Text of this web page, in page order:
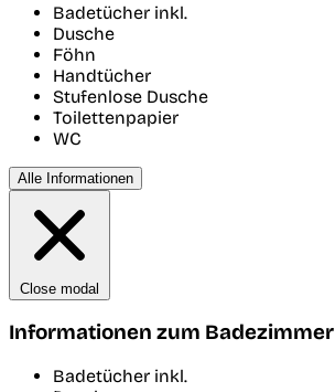
Badetücher inkl.
Dusche
Föhn
Handtücher
Stufenlose Dusche
Toilettenpapier
WC
Alle Informationen
Close modal
Informationen zum Badezimmer
Badetücher inkl.